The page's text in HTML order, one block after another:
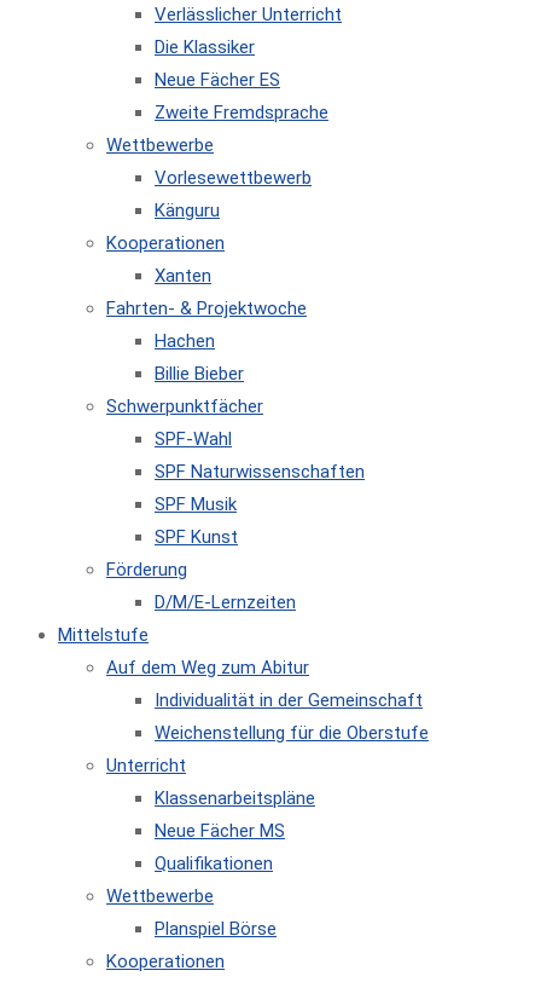
Verlässlicher Unterricht
Die Klassiker
Neue Fächer ES
Zweite Fremdsprache
Wettbewerbe
Vorlesewettbewerb
Känguru
Kooperationen
Xanten
Fahrten- & Projektwoche
Hachen
Billie Bieber
Schwerpunktfächer
SPF-Wahl
SPF Naturwissenschaften
SPF Musik
SPF Kunst
Förderung
D/M/E-Lernzeiten
Mittelstufe
Auf dem Weg zum Abitur
Individualität in der Gemeinschaft
Weichenstellung für die Oberstufe
Unterricht
Klassenarbeitspläne
Neue Fächer MS
Qualifikationen
Wettbewerbe
Planspiel Börse
Kooperationen